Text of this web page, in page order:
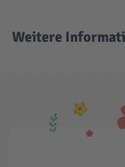
LEGO® Blumen
Weitere